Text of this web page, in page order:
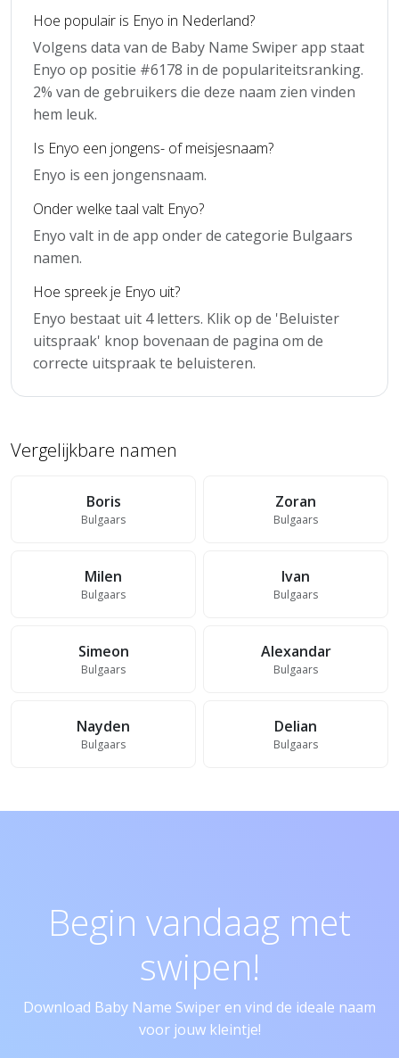
Hoe populair is Enyo in Nederland?
Volgens data van de Baby Name Swiper app staat
Enyo op positie #6178 in de populariteitsranking.
2% van de gebruikers die deze naam zien vinden
hem leuk.
Is Enyo een jongens- of meisjesnaam?
Enyo is een jongensnaam.
Onder welke taal valt Enyo?
Enyo valt in de app onder de categorie Bulgaars
namen.
Hoe spreek je Enyo uit?
Enyo bestaat uit 4 letters. Klik op de 'Beluister
uitspraak' knop bovenaan de pagina om de
correcte uitspraak te beluisteren.
Vergelijkbare namen
Boris
Bulgaars
Zoran
Bulgaars
Milen
Bulgaars
Ivan
Bulgaars
Simeon
Bulgaars
Alexandar
Bulgaars
Nayden
Bulgaars
Delian
Bulgaars
Begin vandaag met
swipen!
Download Baby Name Swiper en vind de ideale naam
voor jouw kleintje!